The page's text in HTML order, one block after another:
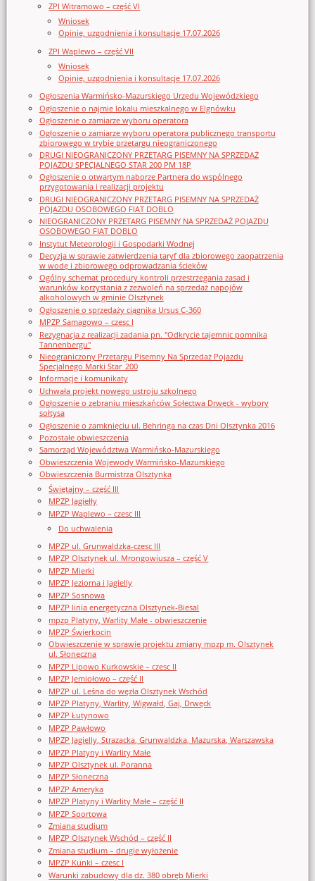
ZPI Witramowo – część VI
Wniosek
Opinie, uzgodnienia i konsultacje 17.07.2026
ZPI Waplewo – część VII
Wniosek
Opinie, uzgodnienia i konsultacje 17.07.2026
Ogłoszenia Warmińsko-Mazurskiego Urzędu Wojewódzkiego
Ogłoszenie o najmie lokalu mieszkalnego w Elgnówku
Ogłoszenie o zamiarze wyboru operatora
Ogłoszenie o zamiarze wyboru operatora publicznego transportu
zbiorowego w trybie przetargu nieograniczonego
DRUGI NIEOGRANICZONY PRZETARG PISEMNY NA SPRZEDAŻ
POJAZDU SPECJALNEGO STAR 200 PM 18P
Ogłoszenie o otwartym naborze Partnera do wspólnego
przygotowania i realizacji projektu
DRUGI NIEOGRANICZONY PRZETARG PISEMNY NA SPRZEDAŻ
POJAZDU OSOBOWEGO FIAT DOBLO
NIEOGRANICZONY PRZETARG PISEMNY NA SPRZEDAŻ POJAZDU
OSOBOWEGO FIAT DOBLO
Instytut Meteorologii i Gospodarki Wodnej
Decyzja w sprawie zatwierdzenia taryf dla zbiorowego zaopatrzenia
w wodę i zbiorowego odprowadzania ścieków
Ogólny schemat procedury kontroli przestrzegania zasad i
warunków korzystania z zezwoleń na sprzedaż napojów
alkoholowych w gminie Olsztynek
Ogłoszenie o sprzedaży ciągnika Ursus C-360
MPZP Samagowo – czesc I
Rezygnacja z realizacji zadania pn. "Odkrycie tajemnic pomnika
Tannenbergu"
Nieograniczony Przetargu Pisemny Na Sprzedaż Pojazdu
Specjalnego Marki Star_200
Informacje i komunikaty
Uchwała projekt nowego ustroju szkolnego
Ogłoszenie o zebraniu mieszkańców Sołectwa Drwęck - wybory
sołtysa
Ogłoszenie o zamknięciu ul. Behringa na czas Dni Olsztynka 2016
Pozostałe obwieszczenia
Samorząd Województwa Warmińsko-Mazurskiego
Obwieszczenia Wojewody Warmińsko-Mazurskiego
Obwieszczenia Burmistrza Olsztynka
Świętajny – część III
MPZP Jagiełły
MPZP Waplewo – czesc III
Do uchwalenia
MPZP ul. Grunwaldzka-czesc III
MPZP Olsztynek ul. Mrongowiusza – część V
MPZP Mierki
MPZP Jeziorna i Jagielly
MPZP Sosnowa
MPZP linia energetyczna Olsztynek-Biesal
mpzp Platyny, Warlity Małe - obwieszczenie
MPZP Świerkocin
Obwieszczenie w sprawie projektu zmiany mpzp m. Olsztynek
ul. Słoneczna
MPZP Lipowo Kurkowskie – czesc II
MPZP Jemiołowo – część II
MPZP ul. Leśna do węzła Olsztynek Wschód
MPZP Platyny, Warlity, Wigwałd, Gaj, Drwęck
MPZP Łutynowo
MPZP Pawłowo
MPZP Jagielly, Strazacka, Grunwaldzka, Mazurska, Warszawska
MPZP Platyny i Warlity Małe
MPZP Olsztynek ul. Poranna
MPZP Słoneczna
MPZP Ameryka
MPZP Platyny i Warlity Małe – część II
MPZP Sportowa
Zmiana studium
MPZP Olsztynek Wschód – część II
Zmiana studium – drugie wyłożenie
MPZP Kunki – czesc I
Warunki zabudowy dla dz. 380 obręb Mierki